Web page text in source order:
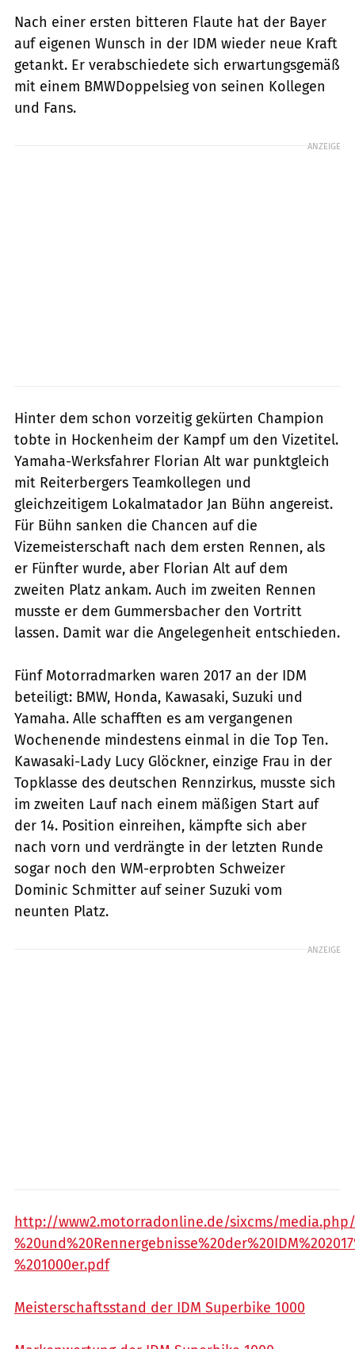
Nach einer ersten bitteren Flaute hat der Bayer
auf eigenen Wunsch in der IDM wieder neue Kraft
getankt. Er verabschiedete sich erwartungsgemäß
mit einem BMWDoppelsieg von seinen Kollegen
und Fans.
ANZEIGE
Hinter dem schon vorzeitig gekürten Champion
tobte in Hockenheim der Kampf um den Vizetitel.
Yamaha-Werksfahrer Florian Alt war punktgleich
mit Reiterbergers Teamkollegen und
gleichzeitigem Lokalmatador Jan Bühn angereist.
Für Bühn sanken die Chancen auf die
Vizemeisterschaft nach dem ersten Rennen, als
er Fünfter wurde, aber Florian Alt auf dem
zweiten Platz ankam. Auch im zweiten Rennen
musste er dem Gummersbacher den Vortritt
lassen. Damit war die Angelegenheit entschieden.
Fünf Motorradmarken waren 2017 an der IDM
beteiligt: BMW, Honda, Kawasaki, Suzuki und
Yamaha. Alle schafften es am vergangenen
Wochenende mindestens einmal in die Top Ten.
Kawasaki-Lady Lucy Glöckner, einzige Frau in der
Topklasse des deutschen Rennzirkus, musste sich
im zweiten Lauf nach einem mäßigen Start auf
der 14. Position einreihen, kämpfte sich aber
nach vorn und verdrängte in der letzten Runde
sogar noch den WM-erprobten Schweizer
Dominic Schmitter auf seiner Suzuki vom
neunten Platz.
ANZEIGE
http://www2.motorradonline.de/sixcms/
%201000er.pdf
Meisterschaftsstand der IDM Superbike 1000